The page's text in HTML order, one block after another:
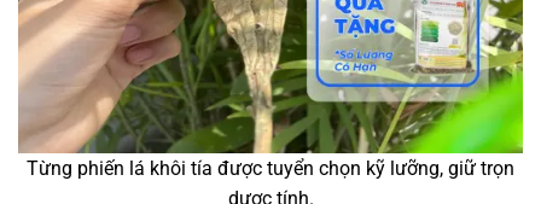
Từng phiến lá khôi tía được tuyển chọn kỹ lưỡng, giữ trọn
dược tính.